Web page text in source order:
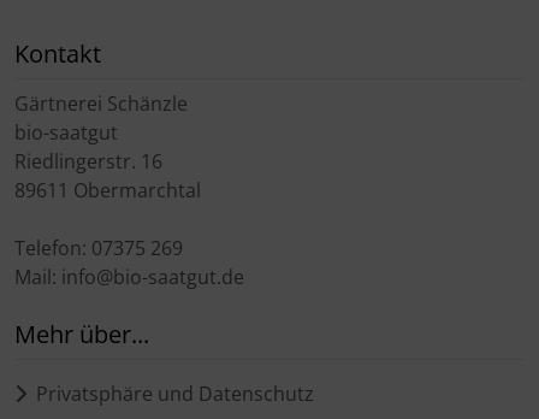
Kontakt
Gärtnerei Schänzle
bio-saatgut
Riedlingerstr. 16
89611 Obermarchtal
Telefon: 07375 269
Mail: info@bio-saatgut.de
Mehr über...
Privatsphäre und Datenschutz